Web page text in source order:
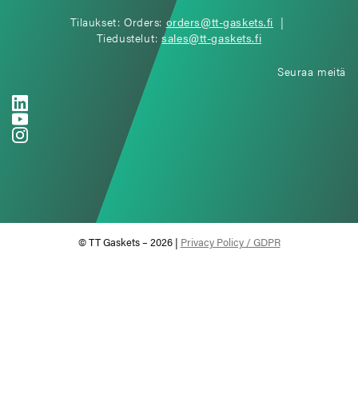
Tilaukset: Orders: orders@tt-gaskets.fi |
Tiedustelut:sales@tt-gaskets.fi
Seuraa meitä
© TT Gaskets – 2026 | Privacy Policy / GDPR